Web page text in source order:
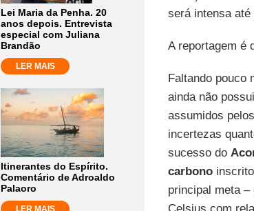
Lei Maria da Penha. 20
anos depois. Entrevista
especial com Juliana
Brandão
LER MAIS
Itinerantes do Espírito.
Comentário de Adroaldo
Palaoro
LER MAIS
será intensa até
A reportagem é
Faltando pouco
ainda não
assumidos
incertezas
sucesso do
carbono
principal meta –